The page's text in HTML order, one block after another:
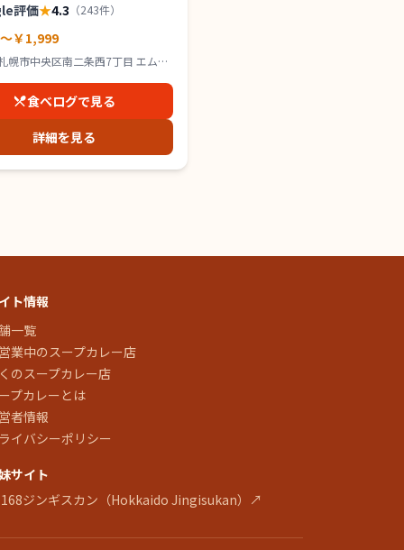
評価★4.3 （243件）
￥1,999
幌市中央区南二条西7丁目 エムズ
食べログで見る
詳細を見る
ト情報
一覧
業中のスープカレー店
のスープカレー店
プカレーとは
者情報
イバシーポリシー
サイト
ジンギスカン（Hokkaido Jingisukan）↗